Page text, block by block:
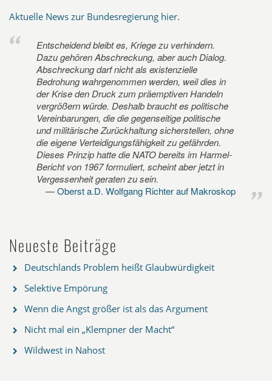
Aktuelle News zur Bundesregierung hier.
Entscheidend bleibt es, Kriege zu verhindern.
Dazu gehören Abschreckung, aber auch Dialog.
Abschreckung darf nicht als existenzielle
Bedrohung wahrgenommen werden, weil dies in
der Krise den Druck zum präemptiven Handeln
vergrößern würde. Deshalb braucht es politische
Vereinbarungen, die die gegenseitige politische
und militärische Zurückhaltung sicherstellen, ohne
die eigene Verteidigungsfähigkeit zu gefährden.
Dieses Prinzip hatte die NATO bereits im Harmel-
Bericht von 1967 formuliert, scheint aber jetzt in
Vergessenheit geraten zu sein.
Oberst a.D. Wolfgang Richter auf Makroskop
Neueste Beiträge
Deutschlands Problem heißt Glaubwürdigkeit
Selektive Empörung
Wenn die Angst größer ist als das Argument
Nicht mal ein „Klempner der Macht“
Wildwest in Nahost